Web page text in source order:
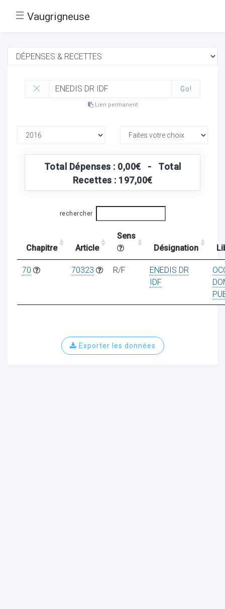
☰ Vaugrigneuse
Go!
Lien permanent
Total Dépenses : 0,00€ - Total
Recettes : 197,00€
rechercher
Chapitre Article
Sens
Désignation
70 70323 R/F
ENEDIS DR
IDF
Exporter les données